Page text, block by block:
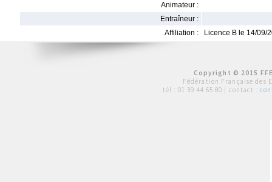
Animateur :
Entraîneur :
Affiliation :
Licence B le 14/09/
Copyright © 2015
Fédération Française des
tél : 01 39 44 65 80 | contact :